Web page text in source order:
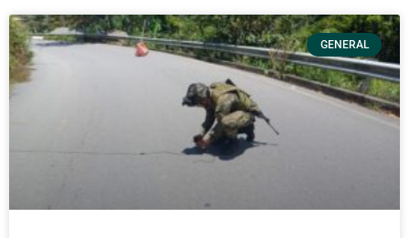
GENERAL